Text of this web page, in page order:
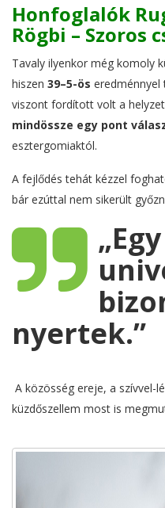
Honfoglalók
Rögbi – Szoros
Tavaly ilyenkor még komoly
hiszen 39–5-ös eredménnyel
viszont fordított volt a
mindössze egy pont
esztergomiaktól.
A fejlődés tehát kézzel
bár ezúttal nem sikerült
„
nyertek.”
A közösség ereje, a szívvel-
küzdőszellem most is